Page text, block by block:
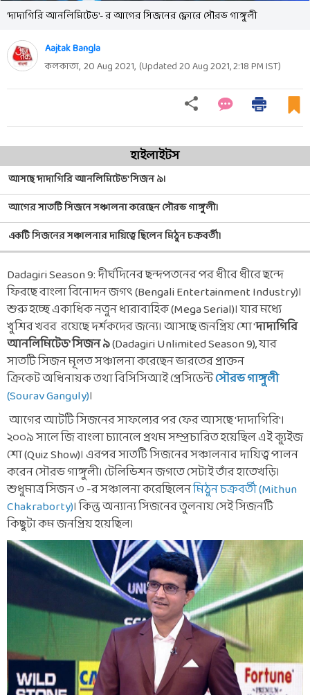
'দাদাগিরি আনলিমিটেড'- র আগের সিজনের ফ্লোরে সৌরভ গাঙ্গুলী
Aajtak Bangla
কলকাতা, 20 Aug 2021, (Updated20 Aug 2021, 2:18 PMIST)
হাইলাইটস
আসছে 'দাদাগিরি আনলিমিটেড' সিজন ৯।
আগের সাতটি সিজনে সঞ্চালনা করেছেন সৌরভ গাঙ্গুলী।
একটি সিজনের সঞ্চালনার দায়িত্বে ছিলেন মিঠুন চক্রবর্তী।
Dadagiri Season 9: দীর্ঘদিনের ছন্দপতনের পর ধীরে ধীরে ছন্দে
ফিরছে বাংলা বিনোদন জগৎ (Bengali Entertainment Industry)।
শুরু হচ্ছে একাধিক নতুন ধারাবাহিক (Mega Serial)। যার মধ্যে
খুশির খবর র‍য়েছে দর্শকদের জন্যে। আসছে জনপ্রিয় শো 'দাদাগিরি
আনলিমিটেড' সিজন ৯(Dadagiri Unlimited Season 9), যার
সাতটি সিজন মূলত সঞ্চালনা করেছেন ভারতের প্রাক্তন
ক্রিকেট অধিনায়ক তথা বিসিসিআই প্রেসিডেন্টসৌরভ গাঙ্গুলী
(Sourav Ganguly)।
আগের আটটি সিজনের সাফল্যের পর ফের আসছে 'দাদাগিরি'।
২০০৯ সালে জি বাংলা চ্যানেলে প্রথম সম্প্রচারিত হয়েছিল এই ক্যুইজ
শো (Quiz Show)। এরপর সাতটি সিজনের সঞ্চালনার দায়িত্ব পালন
করেন সৌরভ গাঙ্গুলী। টেলিভিশন জগতে সেটাই তাঁর হাতেখড়ি।
শুধুমাত্র সিজন ৩ -র সঞ্চালনা করেছিলেনমিঠুন চক্রবর্তী (Mithun
Chakraborty)। কিন্তু অন্যান্য সিজনের তুলনায় সেই সিজনটি
কিছুটা কম জনপ্রিয় হয়েছিল।